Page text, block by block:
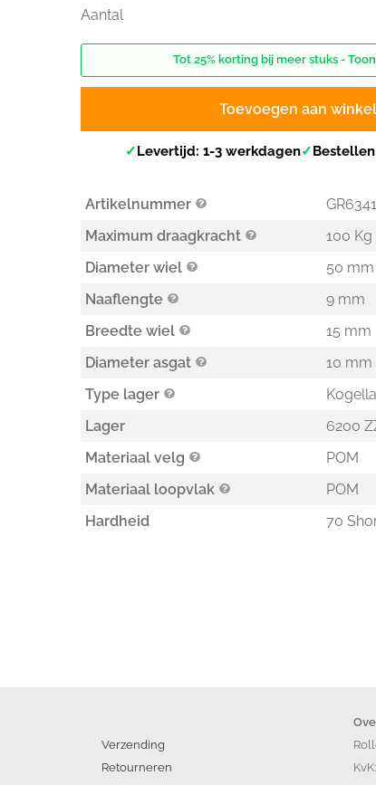
Aantal
Tot 25% korting bij meer stuks -
Toevoegen aan
✓Levertijd: 1-3 werkdagen✓
Artikelnummer
Maximum draagkracht
100 Kg
Diameter wiel
50 mm
Naaflengte
9 mm
Breedte wiel
15 mm
Diameter asgat
10 mm
Type lager
Lager
6200
Materiaal velg
POM
Materiaal loopvlak
POM
Hardheid
70
Verzending
Retourneren